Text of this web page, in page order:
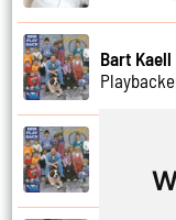
Bart Kaell
Popidool